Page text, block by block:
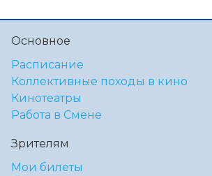
Основное
Расписание
Коллективные походы в кино
Кинотеатры
Работа в Смене
Зрителям
Мои билеты